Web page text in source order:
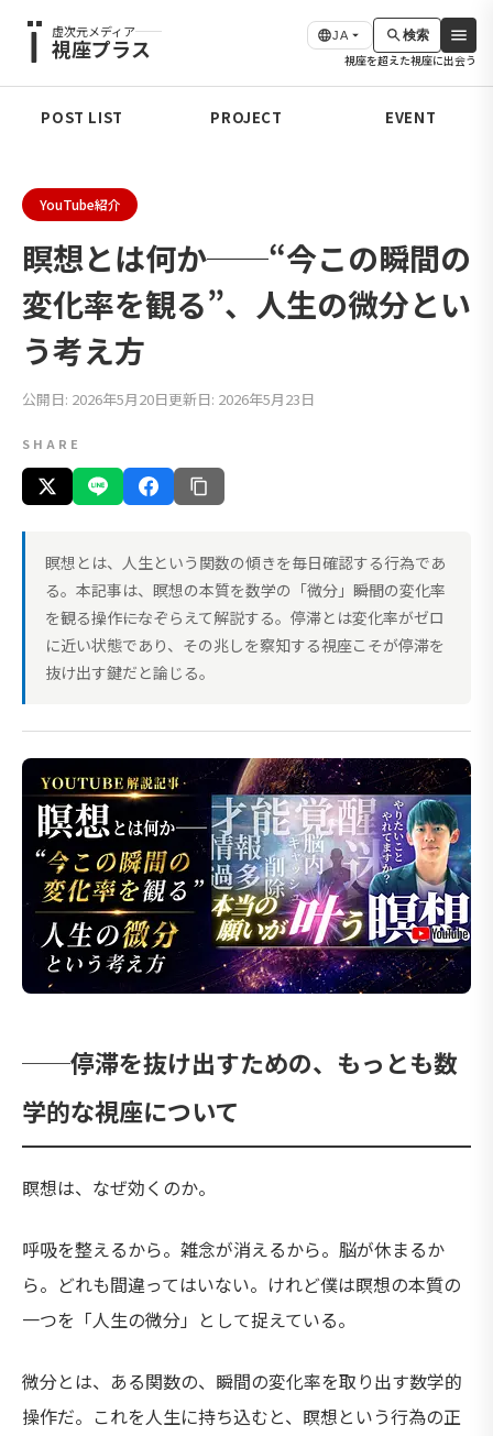
虚次元メディア
視座プラス JA 検索
視座を超えた視座に出会う
POST LIST PROJECT EVENT
YouTube紹介
瞑想とは何か──“今この瞬間の
変化率を観る”、人生の微分とい
う考え方
公開日: 2026年5月20日更新日: 2026年5月23日
SHARE
瞑想とは、人生という関数の傾きを毎日確認する行為であ
る。本記事は、瞑想の本質を数学の「微分」――瞬間の変化率
を観る操作――になぞらえて解説する。停滞とは変化率がゼロ
に近い状態であり、その兆しを察知する視座こそが停滞を
抜け出す鍵だと論じる。
──停滞を抜け出すための、もっとも数
学的な視座について
瞑想は、なぜ効くのか。
呼吸を整えるから。雑念が消えるから。脳が休まるか
ら。どれも間違ってはいない。けれど僕は瞑想の本質の
一つを「人生の微分」として捉えている。
微分とは、ある関数の、瞬間の変化率を取り出す数学的
操作だ。これを人生に持ち込むと、瞑想という行為の正